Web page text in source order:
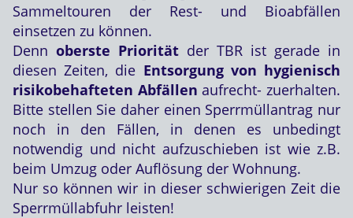
Sammeltouren der Rest- und Bioabfällen
einsetzen zu können.
Denn oberste Priorität der TBR ist gerade in
diesen Zeiten, die Entsorgung von hygienisch
risikobehafteten Abfällen aufrecht- zuerhalten.
Bitte stellen Sie daher einen Sperrmüllantrag nur
noch in den Fällen, in denen es unbedingt
notwendig und nicht aufzuschieben ist wie z.B.
beim Umzug oder Auflösung der Wohnung.
Nur so können wir in dieser schwierigen Zeit die
Sperrmüllabfuhr leisten!